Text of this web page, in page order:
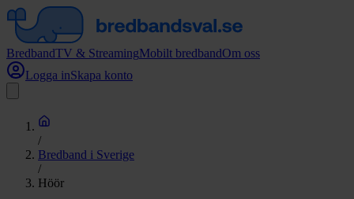
BredbandTV & StreamingMobilt bredbandOm oss
Logga inSkapa konto
/
Bredband i Sverige
/
Höör